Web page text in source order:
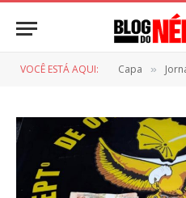
VOCÊ ESTÁ AQUI: Capa »